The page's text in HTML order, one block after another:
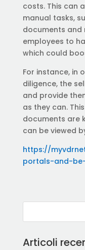
costs. This can
manual tasks,
documents and
employees to
which could
For instance, in
diligence, the
and provide
as they can.
documents are
can be viewed
https://
portals-and-
Articoli